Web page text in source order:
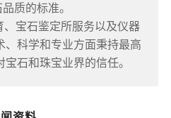
质的标准。
、宝石鉴定所服务以及仪器
、科学和专业方面秉持最高
石和珠宝业界的信任。